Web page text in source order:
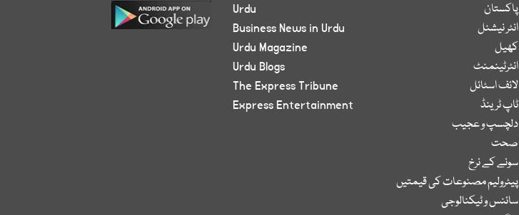
پاکستان
انٹر نیشنل
کھیل
انٹرٹینمنٹ
لائف اسٹائل
ٹاپ ٹرینڈ
دلچسپ و عجیب
صحت
سونے کے نرخ
پیٹرولیم مصنوعات کی قیمتیں
سائنس و ٹیکنالوجی
Urdu
Business News in Urdu
Urdu Magazine
Urdu Blogs
The Express Tribune
Express Entertainment